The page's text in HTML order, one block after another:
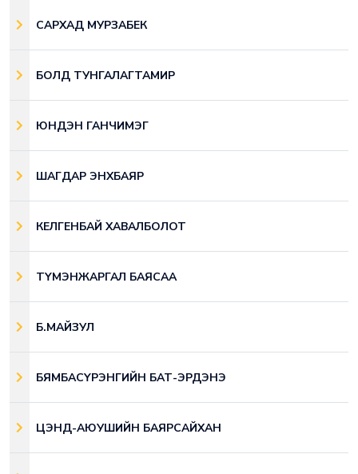
САРХАД МУРЗАБЕК
БОЛД ТУНГАЛАГТАМИР
ЮНДЭН ГАНЧИМЭГ
ШАГДАР ЭНХБАЯР
КЕЛГЕНБАЙ ХАВАЛБОЛОТ
ТҮМЭНЖАРГАЛ БАЯСАА
Б.МАЙЗУЛ
БЯМБАСҮРЭНГИЙН БАТ-ЭРДЭНЭ
ЦЭНД-АЮУШИЙН БАЯРСАЙХАН